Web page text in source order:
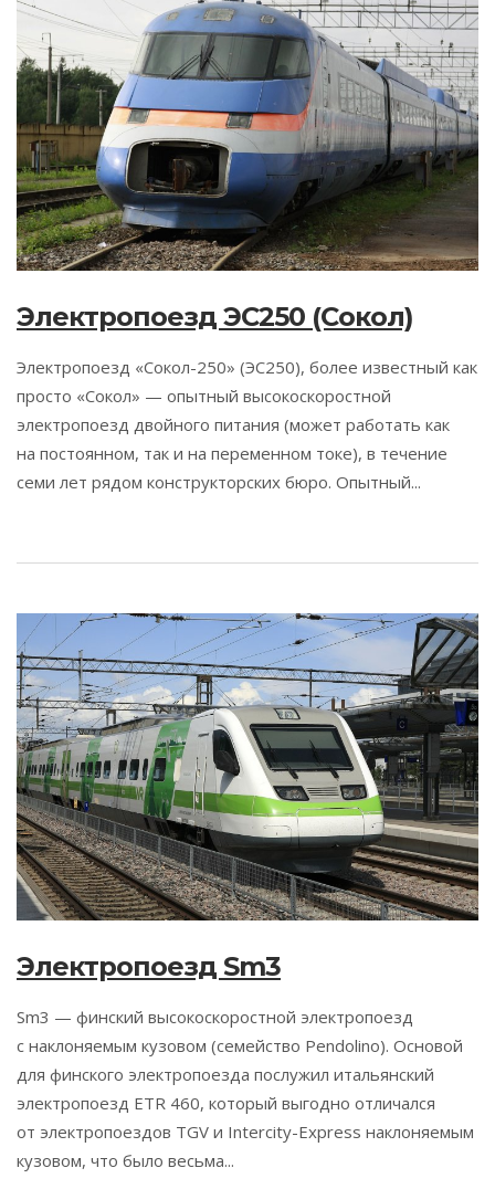
Электропоезд ЭС250 (Сокол)
Электропоезд «Сокол-250» (ЭС250), более известный как
просто «Сокол» — опытный высокоскоростной
электропоезд двойного питания (может работать как
на постоянном, так и на переменном токе), в течение
семи лет рядом конструкторских бюро. Опытный...
Электропоезд Sm3
Sm3 — финский высокоскоростной электропоезд
с наклоняемым кузовом (семейство Pendolino). Основой
для финского электропоезда послужил итальянский
электропоезд ETR 460, который выгодно отличался
от электропоездов TGV и Intercity-Express наклоняемым
кузовом, что было весьма...